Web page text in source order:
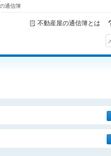
通信簿
不動産屋の通信簿とは